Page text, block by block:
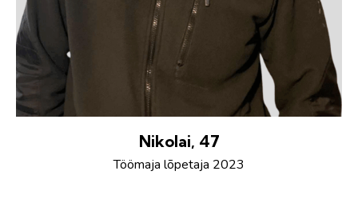
Nikolai, 47
Töömaja lõpetaja 2023